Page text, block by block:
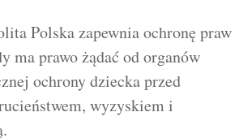
Polska zapewnia ochronę praw
ma prawo żądać od organów
ochrony dziecka przed
wyzyskiem i